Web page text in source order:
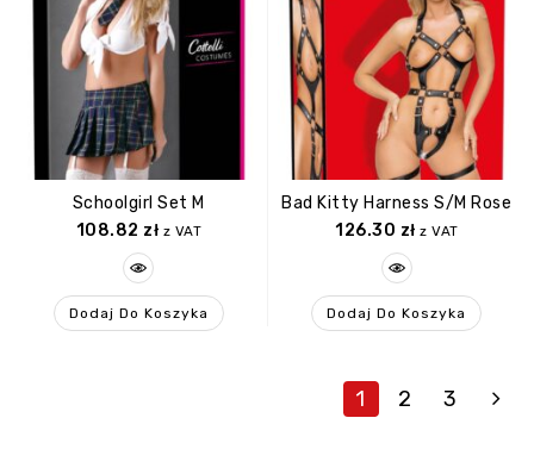
Schoolgirl Set M
108.82 zł z VAT
Dodaj Do Koszyka
Bad Kitty Harness S/M Rose
126.30 zł z VAT
Dodaj Do Koszyka
1 2 3